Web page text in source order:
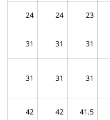
23
24
24
31
31
31
31
31
31
41.5
42
42